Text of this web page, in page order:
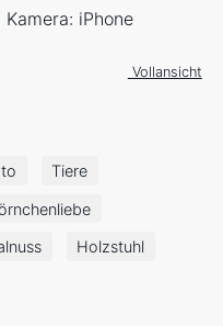
iPhone
Vollansicht
Tiere
Holzstuhl